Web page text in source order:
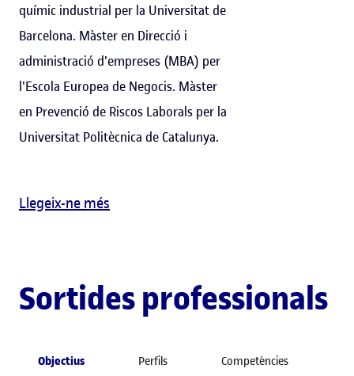
químic industrial per la Universitat de
Barcelona. Màster en Direcció i
administració d'empreses (MBA) per
l'Escola Europea de Negocis. Màster
en Prevenció de Riscos Laborals per la
Universitat Politècnica de Catalunya.
Llegeix-ne més
Sortides professionals
Objectius Perfils Competències